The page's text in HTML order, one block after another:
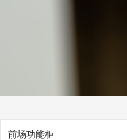
前场功能柜